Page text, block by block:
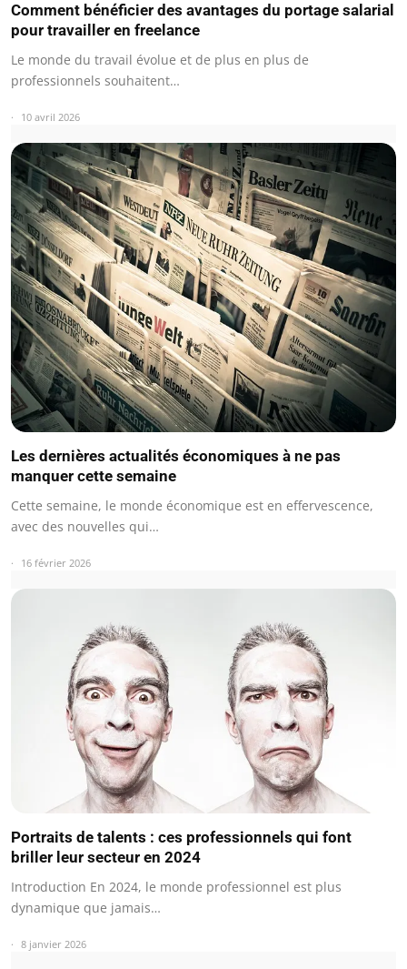
Comment bénéficier des avantages du portage salarial
pour travailler en freelance
Le monde du travail évolue et de plus en plus de
professionnels souhaitent…
10 avril 2026
Les dernières actualités économiques à ne pas
manquer cette semaine
Cette semaine, le monde économique est en effervescence,
avec des nouvelles qui…
16 février 2026
Portraits de talents : ces professionnels qui font
briller leur secteur en 2024
Introduction En 2024, le monde professionnel est plus
dynamique que jamais…
8 janvier 2026